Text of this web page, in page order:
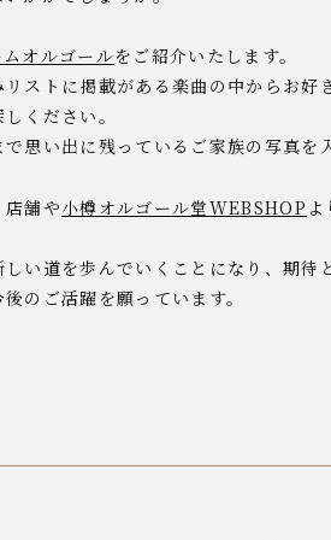
オルゴールをご紹介いたします。
ストに掲載がある楽曲の中からお好
ください。
思い出に残っているご家族の写真を
舗や小樽オルゴール堂WEBSHOP
い道を歩んでいくことになり、期待
のご活躍を願っています。